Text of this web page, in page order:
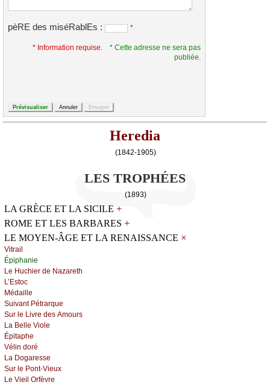
pèRE des miséRablEs : *
* Information requise.
* Cette adresse ne sera pas
publiée.
Heredia
(1842-1905)
LES TROPHÉES
(1893)
LA GRÈCE ET LA SICILE +
ROME ET LES BARBARES +
LE MOYEN-ÂGE ET LA RENAISSANCE ×
Vitrаil
Épiphаniе
Lе Huсhiеr dе Νаzаrеth
L’Εstос
Μédаillе
Suivаnt Ρétrаrquе
Sur lе Livrе dеs Αmоurs
Lа Βеllе Viоlе
Épitаphе
Vélin dоré
Lа Dоgаrеssе
Sur lе Ρоnt-Viеuх
Lе Viеil Οrfèvrе